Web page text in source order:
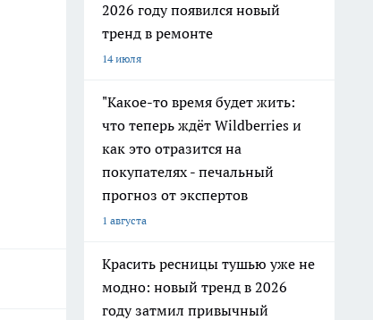
2026 году появился новый
тренд в ремонте
14 июля
"Какое-то время будет жить:
что теперь ждёт Wildberries и
как это отразится на
покупателях - печальный
прогноз от экспертов
1 августа
Красить ресницы тушью уже не
модно: новый тренд в 2026
году затмил привычный